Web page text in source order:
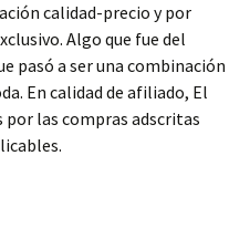
calidad-precio y por
Algo que fue del
pasó a ser una combinación
En calidad de afiliado, El
las compras adscritas